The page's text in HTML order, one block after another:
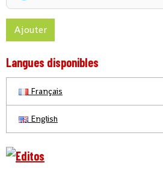
Ajouter
Langues disponibles
Français
English